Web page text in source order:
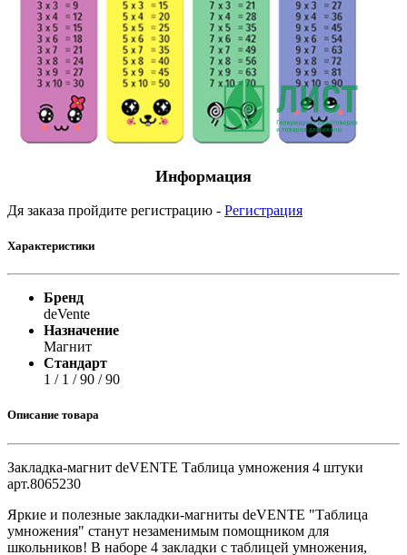
Информация
Дя заказа пройдите регистрацию - Регистрация
Характеристики
Бренд
deVente
Назначение
Магнит
Стандарт
1 / 1 / 90 / 90
Описание товара
Закладка-магнит deVENTE Таблица умножения 4 штуки
арт.8065230
Яркие и полезные закладки-магниты deVENTE "Таблица
умножения" станут незаменимым помощником для
школьников! В наборе 4 закладки с таблицей умножения,